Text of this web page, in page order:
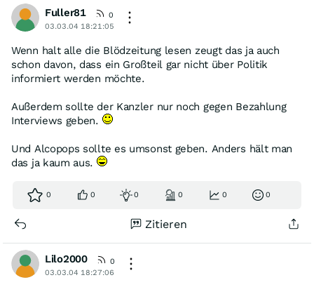
Fuller81
0
03.03.04 18:21:05
Wenn halt alle die Blödzeitung lesen zeugt das ja auch
schon davon, dass ein Großteil gar nicht über Politik
informiert werden möchte.
Außerdem sollte der Kanzler nur noch gegen Bezahlung
Interviews geben.
Und Alcopops sollte es umsonst geben. Anders hält man
das ja kaum aus.
0 0 0 0 0 0
Zitieren
Lilo2000
0
03.03.04 18:27:06